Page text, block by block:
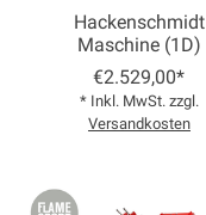
Hackenschmidt
Maschine (1D)
€2.529,00*
* Inkl. MwSt. zzgl.
Versandkosten